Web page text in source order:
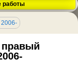
работы
2006-